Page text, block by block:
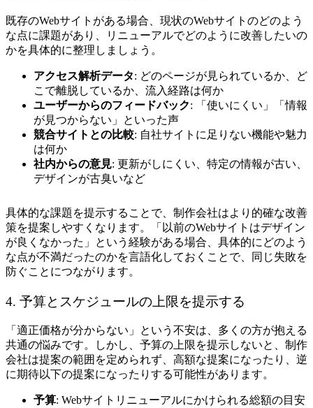
既存のWebサイトがある場合、現状のWebサイトのどのよう
な点に課題があり、リニューアルでどのように改善したいの
かを具体的に整理しましょう。
アクセス解析データ: どのページが見られているか、ど
こで離脱しているか、流入経路は何か
ユーザーからのフィードバック: 「使いにくい」「情報
が見つからない」といった声
競合サイトとの比較: 自社サイトに足りない機能や魅力
は何か
社内からの意見: 更新がしにくい、特定の情報が古い、
デザインが古臭いなど
具体的な課題を提示することで、制作会社はより的確な改善
策を提案しやすくなります。「以前のWebサイトはデザイン
が良くなかった」という経験がある場合、具体的にどのよう
な点が不満だったのかを言語化しておくことで、同じ失敗を
防ぐことにつながります。
4. 予算とスケジュールの上限を提示する
「適正価格が分からない」という不安は、多くの方が抱える
共通の悩みです。しかし、予算の上限を提示しないと、制作
会社は提案の範囲を定められず、高額な提案になったり、逆
に期待以下の提案になったりする可能性があります。
予算: Webサイトリニューアルにかけられる総額の目安